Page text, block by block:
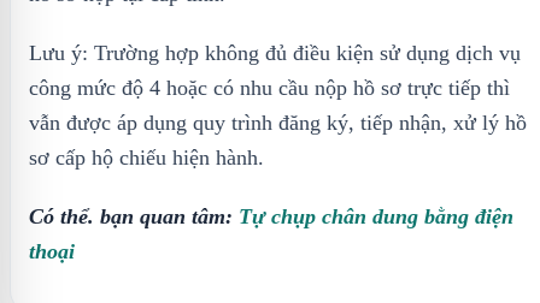
Lưu ý: Trường hợp không đủ điều kiện sử dụng dịch vụ
công mức độ 4 hoặc có nhu cầu nộp hồ sơ trực tiếp thì
vẫn được áp dụng quy trình đăng ký, tiếp nhận, xử lý hồ
sơ cấp hộ chiếu hiện hành.
Có thể. bạn quan tâm: Tự chụp chân dung bằng điện
thoại